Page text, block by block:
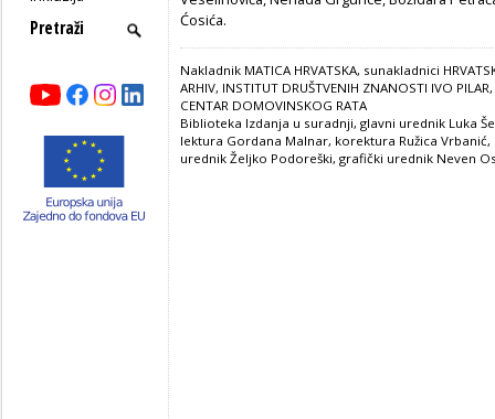
Ćosića.
Nakladnik MATICA HRVATSKA, sunakladnici
ARHIV, INSTITUT DRUŠTVENIH ZNANOSTI IVO
CENTAR DOMOVINSKOG RATA
Biblioteka Izdanja u suradnji, glavni urednik Luka
lektura Gordana Malnar, korektura Ružica
urednik Željko Podoreški, grafički urednik Neven